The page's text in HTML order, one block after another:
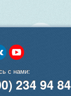
с нами:
234 94 84